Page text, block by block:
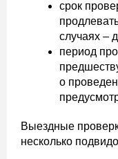
срок
случаях –
период
о
Выездные
несколько